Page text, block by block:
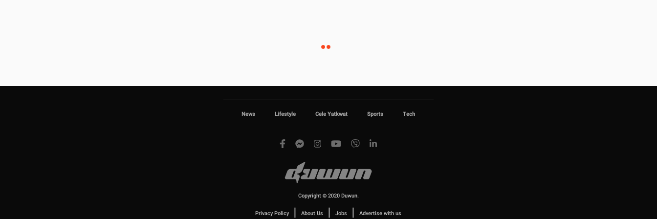
News Lifestyle Cele Yatkwat Sports Tech
Copyright © 2020 Duwun.
Privacy Policy | About Us | Jobs | Advertise with us